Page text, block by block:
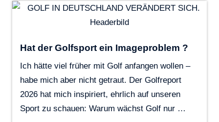
Hat der Golfsport ein Imageproblem ?
Ich hätte viel früher mit Golf anfangen wollen –
habe mich aber nicht getraut. Der Golfreport
2026 hat mich inspiriert, ehrlich auf unseren
Sport zu schauen: Warum wächst Golf nur …